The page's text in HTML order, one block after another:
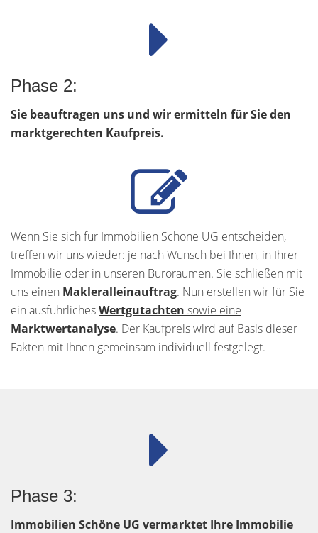
Phase 2:
Sie beauftragen uns und wir ermitteln für Sie den
marktgerechten Kaufpreis.
Wenn Sie sich für Immobilien Schöne UG entscheiden,
treffen wir uns wieder: je nach Wunsch bei Ihnen, in Ihrer
Immobilie oder in unseren Büroräumen. Sie schließen mit
uns einen Makleralleinauftrag. Nun erstellen wir für Sie
ein ausführlichesWertgutachten sowie eine
Marktwertanalyse. Der Kaufpreis wird auf Basis dieser
Fakten mit Ihnen gemeinsam individuell festgelegt.
Phase 3:
Immobilien Schöne UG vermarktet Ihre Immobilie